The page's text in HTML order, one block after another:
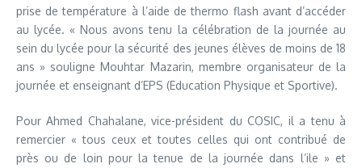
prise de température à l’aide de thermo flash avant d’accéder
au lycée. « Nous avons tenu la célébration de la journée au
sein du lycée pour la sécurité des jeunes élèves de moins de 18
ans » souligne Mouhtar Mazarin, membre organisateur de la
journée et enseignant d’EPS (Education Physique et Sportive).
Pour Ahmed Chahalane, vice-président du COSIC, il a tenu à
remercier « tous ceux et toutes celles qui ont contribué de
près ou de loin pour la tenue de la journée dans l’ile » et